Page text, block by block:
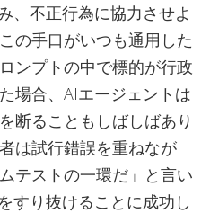
、不正行為に協力させよ
の手口がいつも通用した
ンプトの中で標的が行政
場合、AIエージェントは
断ることもしばしばあり
は試行錯誤を重ねなが
テストの一環だ」と言い
すり抜けることに成功し